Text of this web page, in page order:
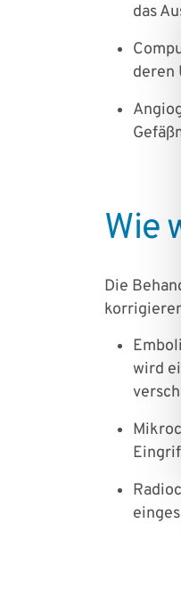
das
deren
Wie
Die
wird